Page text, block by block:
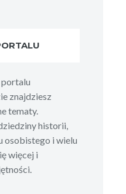
portalu
znajdziesz
tematy.
historii,
osobistego i wielu
więcej i